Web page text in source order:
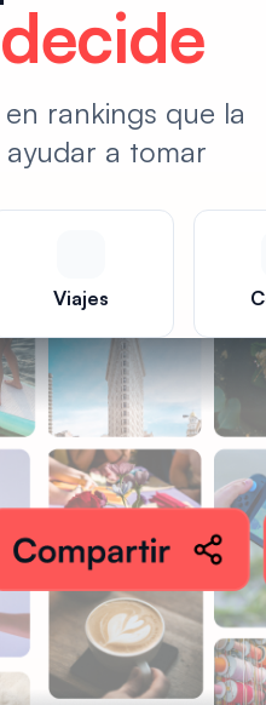
rankings que la
a tomar
Viajes